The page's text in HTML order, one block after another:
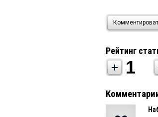
Рейтинг
1